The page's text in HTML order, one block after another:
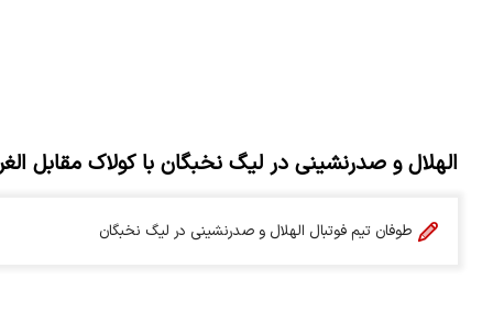
الهلال و صدرنشینی در لیگ نخبگان با کولاک مقابل
طوفان تیم فوتبال الهلال و صدرنشینی در لیگ نخبگان